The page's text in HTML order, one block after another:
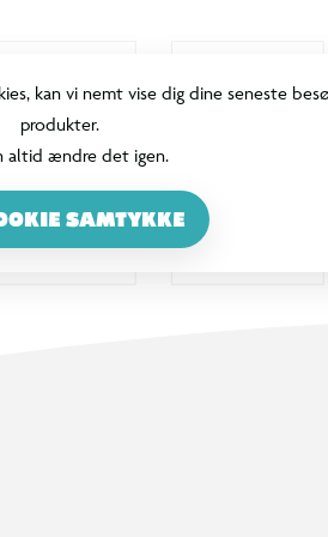
kan vi nemt vise dig dine seneste
produkter.
altid ændre det igen.
SAMTYKKE